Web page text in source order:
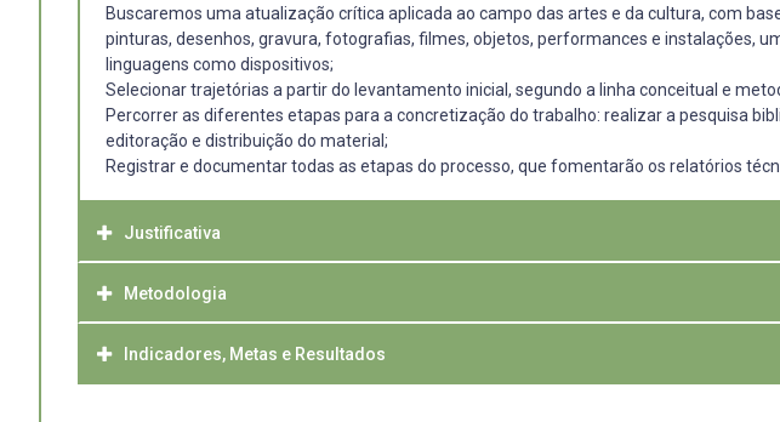
Buscaremos uma atualização crítica aplicada ao campo das artes e da cultura, com
pinturas, desenhos, gravura, fotografias, filmes, objetos, performances e instalações,
linguagens como dispositivos;
Selecionar trajetórias a partir do levantamento inicial, segundo a linha conceitual e
Percorrer as diferentes etapas para a concretização do trabalho: realizar a pesquisa
editoração e distribuição do material;
Registrar e documentar todas as etapas do processo, que fomentarão os relatórios
Justificativa
Contar a história dos/das docentes/artistas que integraram o extinto Instituto de Artes
justifica pela valorização e registro das atuações, destacando o protagonismo
nossa região, com abrangência no país e para além das fronteiras. Nosso interesse
Metodologia
A linha metodológica segue uma proposição emergente, Artografia, que reconhece a
perspectiva aberta e plural, própria das pesquisas baseadas em arte, permite a
Indicadores, Metas e Resultados